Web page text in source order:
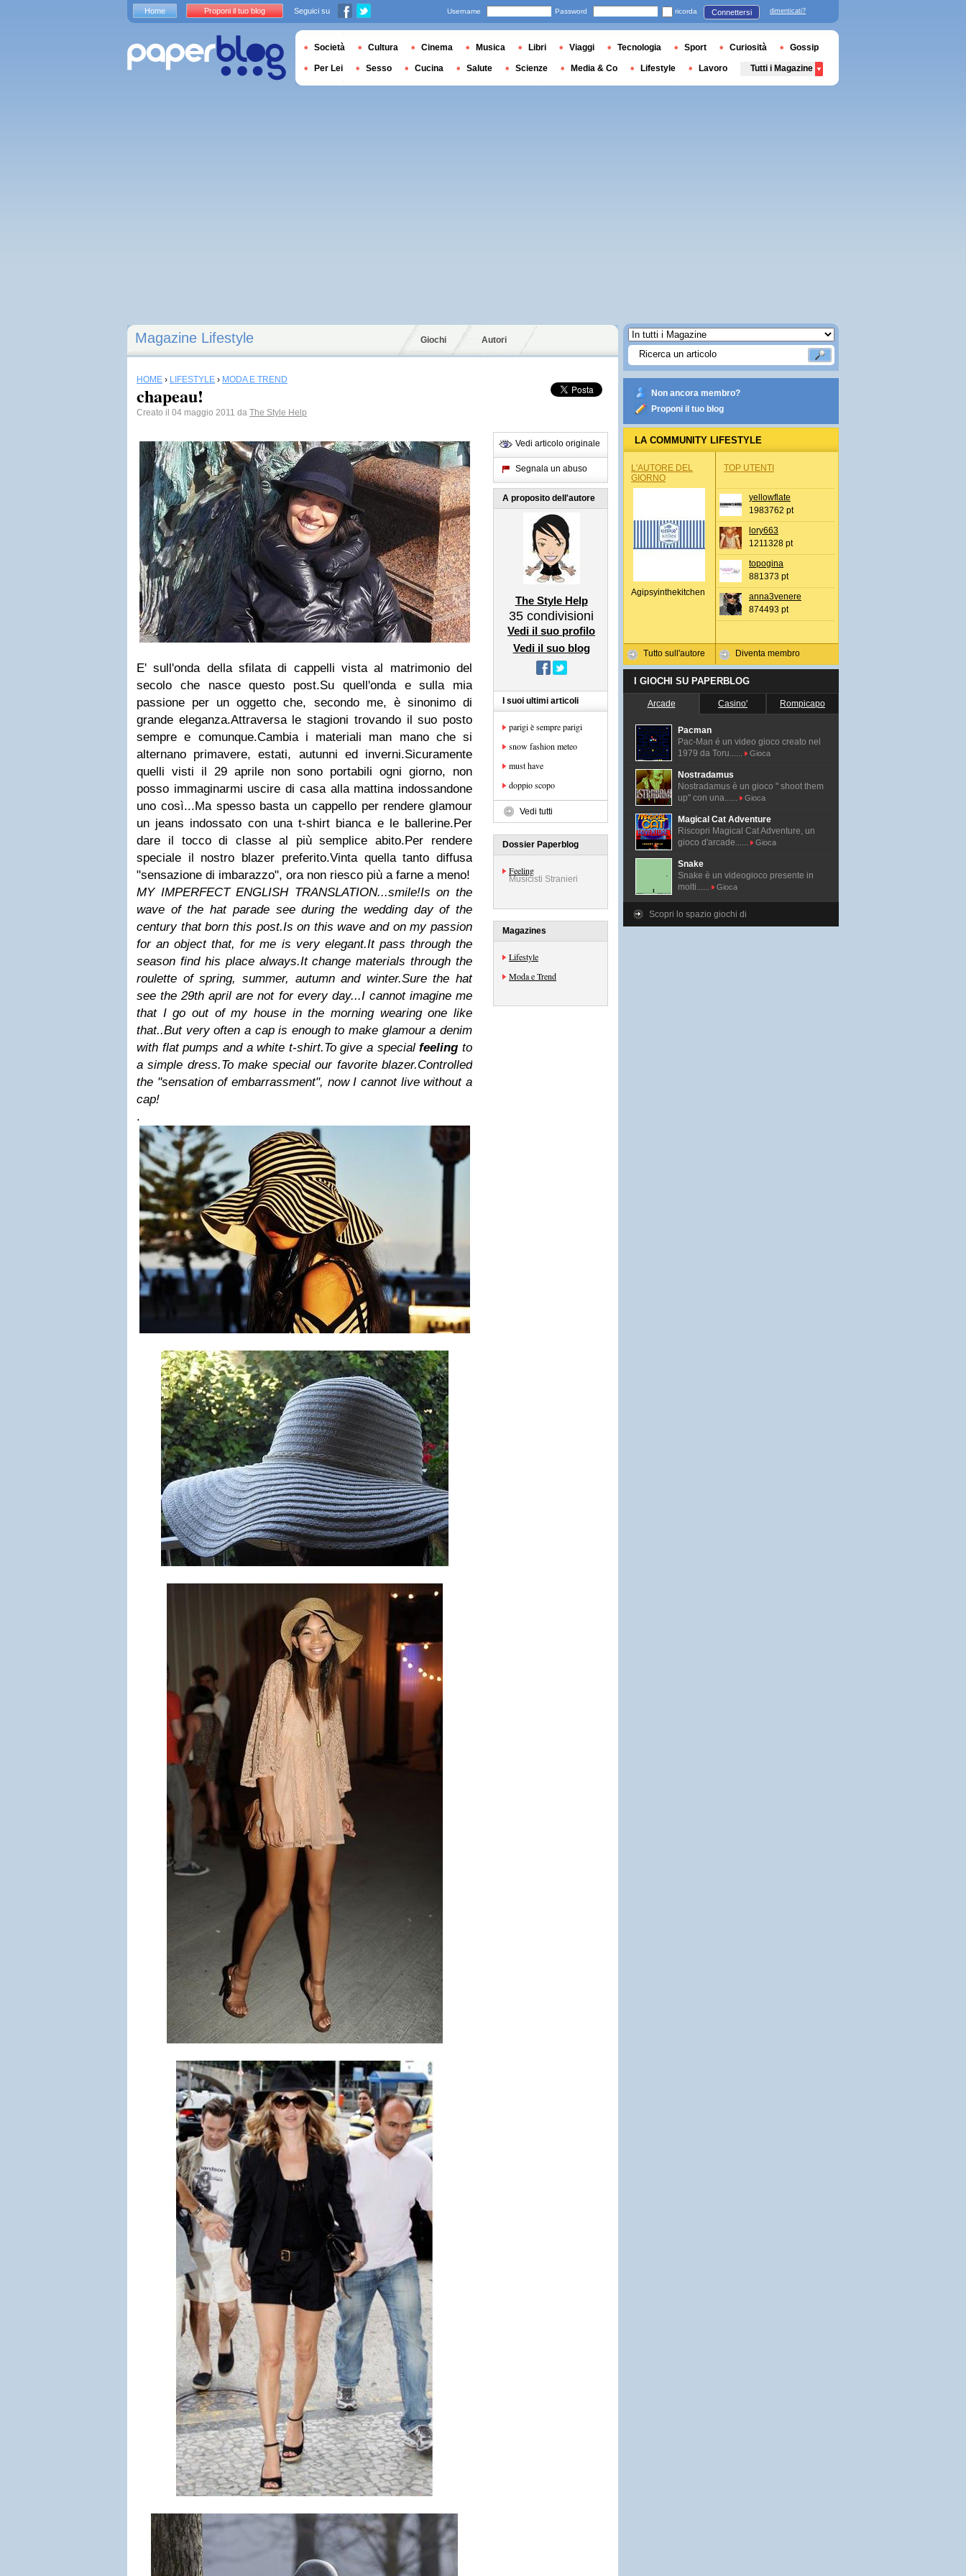
Magazine Lifestyle Giochi Autori
HOME › LIFESTYLE › MODA E TREND
chapeau!
Creato il 04 maggio 2011 da The Style Help
E' sull'onda della sfilata di cappelli vista al matrimonio del
secolo che nasce questo post.Su quell'onda e sulla mia
passione per un oggetto che, secondo me, è sinonimo di
grande eleganza.Attraversa le stagioni trovando il suo posto
sempre e comunque.Cambia i materiali man mano che si
alternano primavere, estati, autunni ed inverni.Sicuramente
quelli visti il 29 aprile non sono portabili ogni giorno, non
posso immaginarmi uscire di casa alla mattina indossandone
uno così...Ma spesso basta un cappello per rendere glamour
un jeans indossato con una t-shirt bianca e le ballerine.Per
dare il tocco di classe al più semplice abito.Per rendere
speciale il nostro blazer preferito.Vinta quella tanto diffusa
"sensazione di imbarazzo", ora non riesco più a farne a meno!
MY IMPERFECT ENGLISH TRANSLATION...smile!Is on the
wave of the hat parade see during the wedding day of the
century that born this post.Is on this wave and on my passion
for an object that, for me is very elegant.It pass through the
season find his place always.It change materials through the
roulette of spring, summer, autumn and winter.Sure the hat
see the 29th april are not for every day...I cannot imagine me
that I go out of my house in the morning wearing one like
that..But very often a cap is enough to make glamour a denim
with flat pumps and a white t-shirt.To give a specialfeeling to
a simple dress.To make special our favorite blazer.Controlled
the "sensation of embarrassment", now I cannot live without a
cap!
.
Vedi articolo originale
Segnala un abuso
A proposito dell'autore
The Style Help
35 condivisioni
Vedi il suo profilo
Vedi il suo blog
I suoi ultimi articoli
parigi è sempre parigi
snow fashion meteo
must have
doppio scopo
Vedi tutti
Dossier Paperblog
Feeling
Musicisti Stranieri
Magazines
Lifestyle
Moda e Trend
Non ancora membro?
Proponi il tuo blog
LA COMMUNITY LIFESTYLE
L'AUTORE DEL
GIORNO
Agipsyinthekitchen
Tutto sull'autore
TOP UTENTI
yellowflate
1983762 pt
lory663
1211328 pt
topogina
881373 pt
anna3venere
874493 pt
Diventa membro
I GIOCHI SU PAPERBLOG
Arcade Casino' Rompicapo
Pacman
Pac-Man é un video gioco creato nel
1979 da Toru......
Gioca
Nostradamus
Nostradamus è un gioco " shoot them
up" con una......
Gioca
Magical Cat Adventure
Riscopri Magical Cat Adventure, un
gioco d'arcade......
Gioca
Snake
Snake è un videogioco presente in
molti......
Gioca
Scopri lo spazio giochi di
Home Proponi il tuo blog Seguici su Username Password ricorda Connettersi dimenticati?
Società Cultura Cinema Musica Libri Viaggi Tecnologia Sport Curiosità Gossip
Per Lei Sesso Cucina Salute Scienze Media & Co Lifestyle Lavoro Tutti i Magazine